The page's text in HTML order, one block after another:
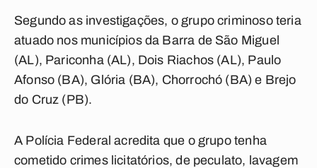
Segundo as investigações, o grupo criminoso teria
atuado nos municípios da Barra de São Miguel
(AL), Pariconha (AL), Dois Riachos (AL), Paulo
Afonso (BA), Glória (BA), Chorrochó (BA) e Brejo
do Cruz (PB).
A Polícia Federal acredita que o grupo tenha
cometido crimes licitatórios, de peculato, lavagem